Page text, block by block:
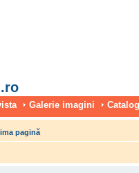
Galerie imagini
pagină